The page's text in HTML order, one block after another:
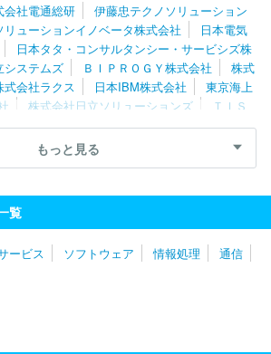
会社電通総研
伊藤忠テクノソリューション
リューションイノベータ株式会社
日本電気
日本タタ・コンサルタンシー・サービシズ株
システムズ ＢＩＰＲＯＧＹ株式会社
株式
式会社ラクス 日本IBM株式会社
東京海上
株式会社日立ソリューションズ
ＴＩＳ
式会社 ネットワンシステムズ株式会社
キ
ンズ株式会社
ＳＯＬ 株式会社カプコン
株式会社テクノ
テクノロジーズ株式会社
もっと見る
覧
ービス ソフトウェア 情報処理
通信